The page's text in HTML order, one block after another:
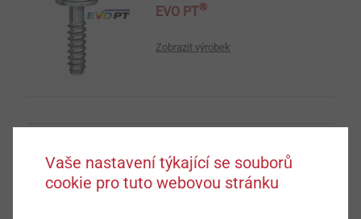
EVO PT®
Zobrazit výrobek
TOBI® Drive-System
Vaše nastavení týkající se souborů
cookie pro tuto webovou stránku